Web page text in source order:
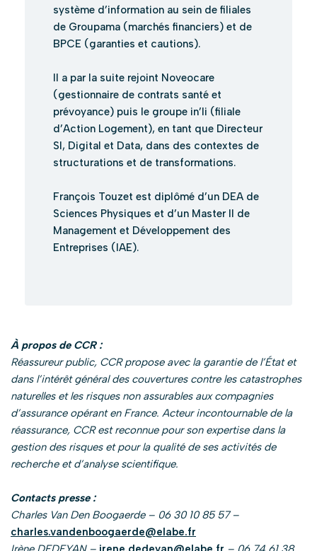
système d’information au sein de filiales
de Groupama (marchés financiers) et de
BPCE (garanties et cautions).
Il a par la suite rejoint Noveocare
(gestionnaire de contrats santé et
prévoyance) puis le groupe in’li (filiale
d’Action Logement), en tant que Directeur
SI, Digital et Data, dans des contextes de
structurations et de transformations.
François Touzet est diplômé d’un DEA de
Sciences Physiques et d’un Master II de
Management et Développement des
Entreprises (IAE).
À propos de CCR :
Réassureur public, CCR propose avec la garantie de l’État et
dans l’intérêt général des couvertures contre les catastrophes
naturelles et les risques non assurables aux compagnies
d’assurance opérant en France. Acteur incontournable de la
réassurance, CCR est reconnue pour son expertise dans la
gestion des risques et pour la qualité de ses activités de
recherche et d’analyse scientifique.
Contacts presse :
Charles Van Den Boogaerde – 06 30 10 85 57 –
charles.vandenboogaerde@elabe.fr